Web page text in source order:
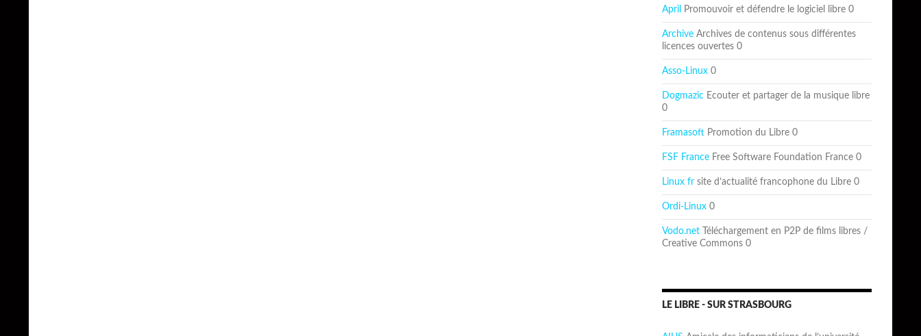
April Promouvoir et défendre le logiciel libre 0
Archive Archives de contenus sous différentes
licences ouvertes 0
Asso-Linux 0
Dogmazic Ecouter et partager de la musique libre
0
Framasoft Promotion du Libre 0
FSF France Free Software Foundation France 0
Linux fr site d’actualité francophone du Libre 0
Ordi-Linux 0
Vodo.net Téléchargement en P2P de films libres /
Creative Commons 0
LE LIBRE - SUR STRASBOURG